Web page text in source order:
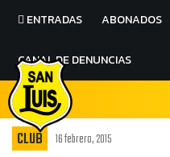
ENTRADAS ABONADOS
CANAL DE DENUNCIAS
CLUB 16 febrero, 2015